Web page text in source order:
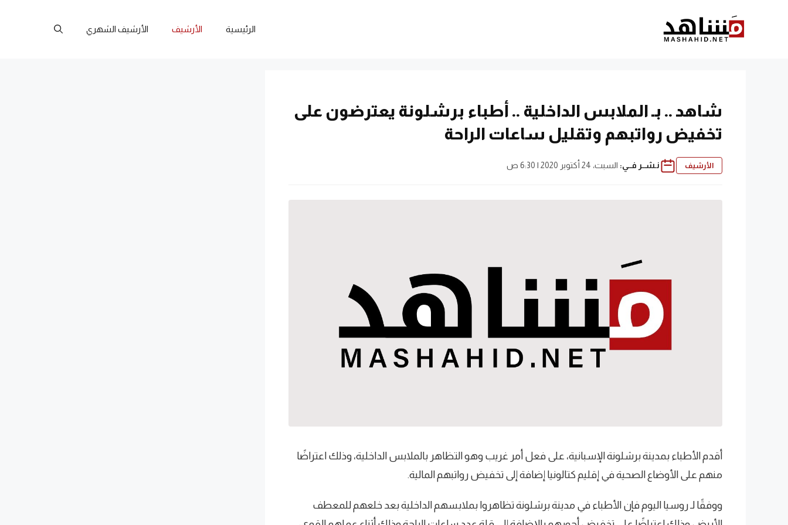
الرئيسية الأرشيف الأرشيف الشهري
شاهد .. بـ الملابس الداخلية .. أطباء برشلونة يعترضون على
تخفيض رواتبهم وتقليل ساعات الراحة
الأرشيف نـشــر فــي: السبت، 24 أكتوبر 2020 | 6:30 ص
أقدم الأطباء بمدينة برشلونة الإسبانية، على فعل أمر غريب وهو التظاهر بالملابس الداخلية، وذلك اعتراضًا
منهم على الأوضاع الصحية في إقليم كتالونيا إضافة إلى تخفيض رواتبهم المالية.
ووفقًا لـ روسيا اليوم فإن الأطباء في مدينة برشلونة تظاهروا بملابسهم الداخلية بعد خلعهم للمعطف